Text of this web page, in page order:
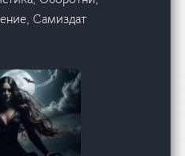
Самиздат